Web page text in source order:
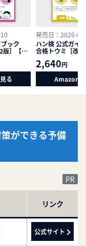
ブック
版］【中
る
発売日：2026-
ハン検 公式ガ
合格トウミ［改
2,640円
Amazon
ができる予備
リンク
公式サイト